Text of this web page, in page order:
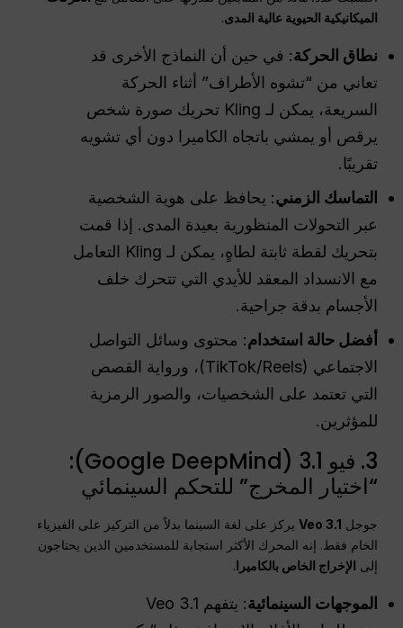
الميكانيكية الحيوية عالية المدى.
نطاق الحركة: في حين أن النماذج الأخرى قد
تعاني من “تشوه الأطراف” أثناء الحركة
السريعة، يمكن لـ Kling تحريك صورة شخص
يرقص أو يمشي باتجاه الكاميرا دون أي تشويه
تقريبًا.
التماسك الزمني: يحافظ على هوية الشخصية
عبر التحولات المنظورية بعيدة المدى. إذا قمت
بتحريك لقطة ثابتة لطاهٍ، يمكن لـ Kling التعامل
مع الانسداد المعقد للأيدي التي تتحرك خلف
الأجسام بدقة جراحية.
أفضل حالة استخدام: محتوى وسائل التواصل
الاجتماعي (TikTok/Reels)، ورواية القصص
التي تعتمد على الشخصيات، والصور الرمزية
للمؤثرين.
3. فيو 3.1 (Google DeepMind):
“اختيار المخرج” للتحكم السينمائي
جوجل Veo 3.1 يركز على لغة السينما بدلاً من التركيز على الفيزياء
الخام فقط. إنه المحرك الأكثر استجابة للمستخدمين الذين يحتاجون
إلى الإخراج الخاص بالكاميرا.
الموجهات السينمائية
: يتفهم Veo 3.1